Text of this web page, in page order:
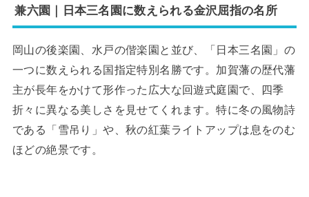
兼六園｜日本三名園に数えられる金沢屈指の名所
岡山の後楽園、水戸の偕楽園と並び、「日本三名園」の
一つに数えられる国指定特別名勝です。加賀藩の歴代藩
主が長年をかけて形作った広大な回遊式庭園で、四季
折々に異なる美しさを見せてくれます。特に冬の風物詩
である「雪吊り」や、秋の紅葉ライトアップは息をのむ
ほどの絶景です。